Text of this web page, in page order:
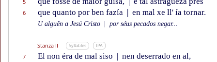
5
6 que quanto por ben fazía | en mal xe ll' ía tornar.
U alguên a Jesú Cristo por séus pecados negar...
Stanza II Syllables IPA
7 El non éra de mal siso | nen deserrado en al,